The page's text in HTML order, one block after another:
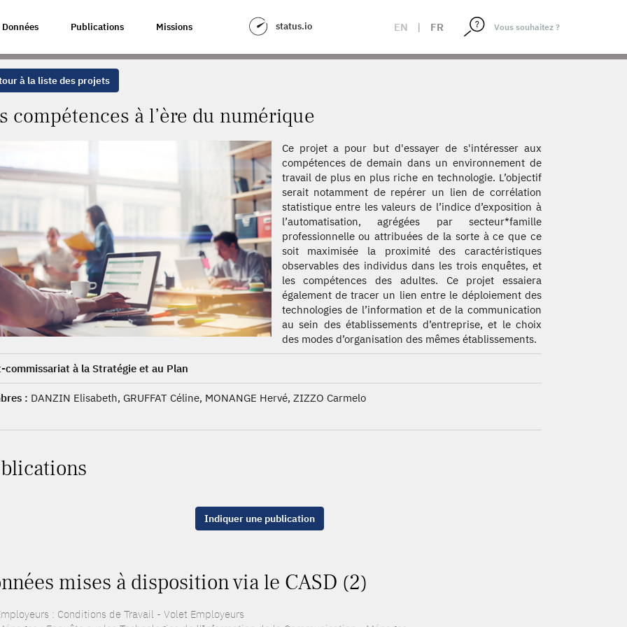
Données Publications Missions status.io EN | FR
à la liste des projets
compétences à l’ère du numérique
Ce projet a pour but d'essayer de s'intéresser aux
compétences de demain dans un environnement de
travail de plus en plus riche en technologie. L’objectif
serait notamment de repérer un lien de corrélation
statistique entre les valeurs de l’indice d’exposition à
l’automatisation, agrégées par secteur*famille
professionnelle ou attribuées de la sorte à ce que ce
soit maximisée la proximité des caractéristiques
observables des individus dans les trois enquêtes, et
les compétences des adultes. Ce projet essaiera
également de tracer un lien entre le déploiement des
technologies de l’information et de la communication
au sein des établissements d’entreprise, et le choix
des modes d’organisation des mêmes établissements.
commissariat à la Stratégie et au Plan
: DANZIN Elisabeth, GRUFFAT Céline, MONANGE Hervé, ZIZZO Carmelo
Indiquer une publication
mises à disposition via le CASD (2)
: Conditions de Travail - Volet Employeurs